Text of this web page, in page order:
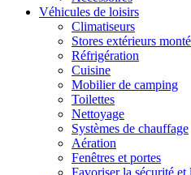
Véhicules de loisirs
Climatiseurs
Stores extérieurs
Réfrigération
Cuisine
Mobilier de camping
Toilettes
Nettoyage
Systèmes de chauffage
Aération
Fenêtres et portes